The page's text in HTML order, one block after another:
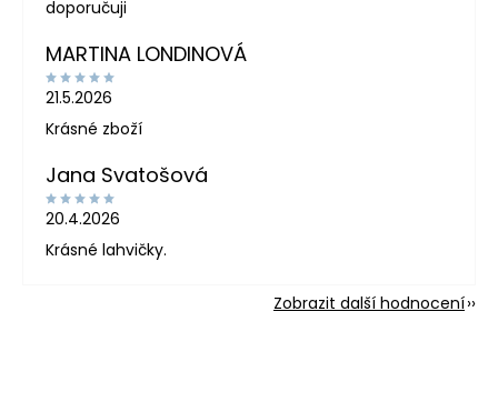
doporučuji
MARTINA LONDINOVÁ
21.5.2026
Krásné zboží
Jana Svatošová
20.4.2026
Krásné lahvičky.
Zobrazit další hodnocení